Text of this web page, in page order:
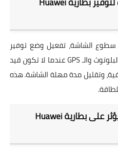
سطوع الشاشة، تفعيل وضع توفير
الطاقة، إيقاف تشغيل Wi-Fi والبلوتوث والـ GPS عندما لا تكون قيد
وتقليل مدة مهلة الشاشة. هذه
هل تحديث نظام EMUI يؤثر على بطارية Huawei